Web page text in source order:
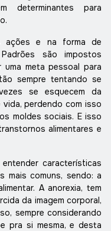
determinantes para
ações e na forma de
são impostos
uma meta pessoal para
sempre tentando se
se esquecem da
perdendo com isso
moldes sociais. E isso
alimentares e
características
mais comuns, sendo: a
A anorexia, tem
da imagem corporal,
sempre considerando
pra si mesma, e desta